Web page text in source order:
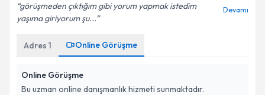
görüşmeden çıktığım gibi yorum yapmak istedim
yaşıma giriyorum şu...
Devamı
Adres 1 Online Görüşme
Online Görüşme
Bu uzman online danışmanlık hizmeti sunmaktadır.